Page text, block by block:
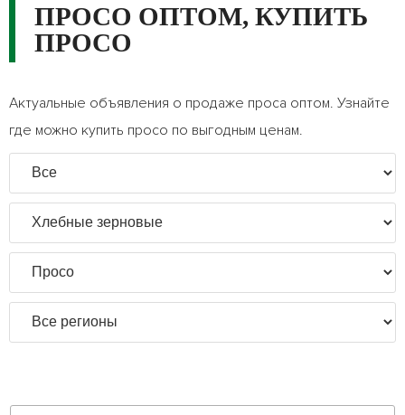
ПРОСО ОПТОМ, КУПИТЬ
ПРОСО
Актуальные объявления о продаже проса оптом. Узнайте
где можно купить просо по выгодным ценам.